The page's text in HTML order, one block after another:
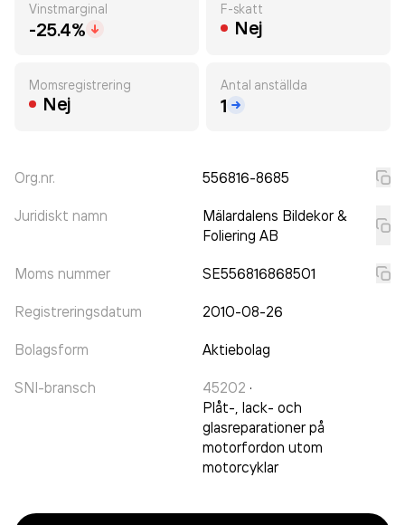
Vinstmarginal
-25.4%
F-skatt
Nej
Momsregistrering
Nej
Antal anställda
1
Org.nr. 556816-8685
Juridiskt namn
Mälardalens Bildekor &
Foliering AB
Moms nummer SE556816868501
Registreringsdatum 2010-08-26
Bolagsform Aktiebolag
SNI-bransch 45202 ·
Plåt-, lack- och
glasreparationer på
motorfordon utom
motorcyklar